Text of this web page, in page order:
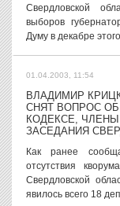
Свердловской
выборов
Думу в декабре
01.04.2003, 11:54
ВЛАДИМИР
СНЯТ ВОПРОС
КОДЕКСЕ,
ЗАСЕДАНИЯ
Как ранее
отсутствия
Свердловской
явилось всего 18